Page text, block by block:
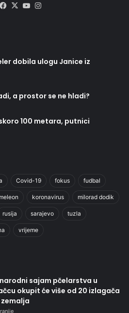
Facebook
X YouTube
dobila ulogu Janice iz
a prostor se ne hladi?
100 metara, putnici
Covid-19 fokus fudbal
koronavirus milorad dodik
rusija sarajevo tuzla
vrijeme
sajam pčelarstva u
okupit će više od 20 izlagača